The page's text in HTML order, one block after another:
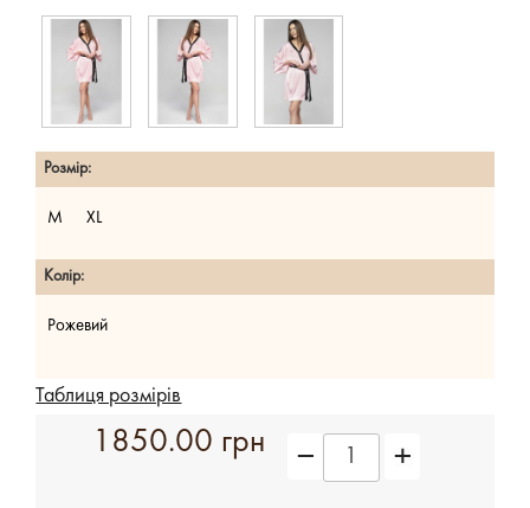
Розмір:
M XL
Колір:
Рожевий
Таблиця розмірів
1850.00 грн